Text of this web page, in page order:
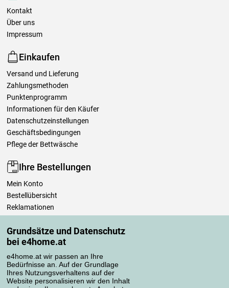
Grundsätze und Datenschutz
bei e4home.at
e4home.at wir passen an Ihre
Bedürfnisse an. Auf der Grundlage
Ihres Nutzungsverhaltens auf der
Website personalisieren wir den Inhalt
Kontakt
Über uns
Impressum
Einkaufen
Versand und Lieferung
Zahlungsmethoden
Punktenprogramm
Informationen für den Käufer
Datenschutzeinstellungen
Geschäftsbedingungen
Pflege der Bettwäsche
Ihre Bestellungen
Mein Konto
Bestellübersicht
Reklamationen
Einfach mehr wissen
Richtlinien zur Verarbeitung von Bewertungen
Transportarten